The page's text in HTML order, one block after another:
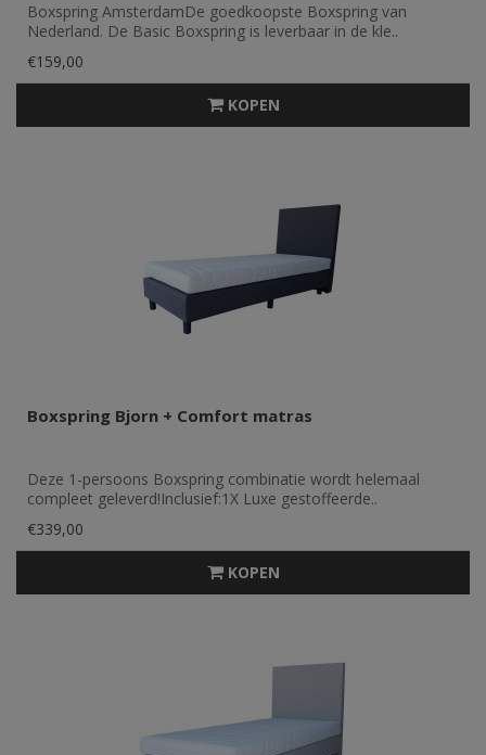
Boxspring AmsterdamDe goedkoopste Boxspring van
Nederland. De Basic Boxspring is leverbaar in de kle..
€159,00
KOPEN
Boxspring Bjorn + Comfort matras
Deze 1-persoons Boxspring combinatie wordt helemaal
compleet geleverd!Inclusief:1X Luxe gestoffeerde..
€339,00
KOPEN